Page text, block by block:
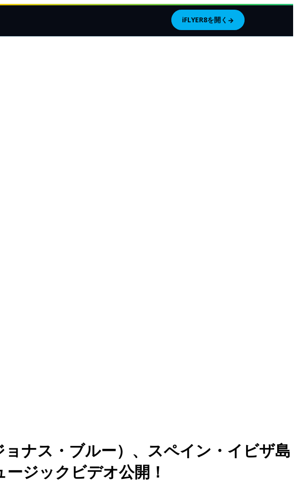
iFLYER8を開く →
ナス・ブルー）、スペイン・イビザ島
ジックビデオ公開！